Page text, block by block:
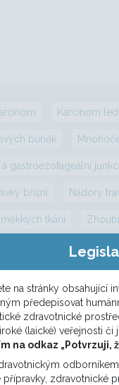
Karcinom
buněk
gastroezofageální
břišní Nádory
tkání
na stránky obsahující
předepisovat
zdravotnické
(laické) veřejnosti či
na odkaz
přípravky, zdravotnické